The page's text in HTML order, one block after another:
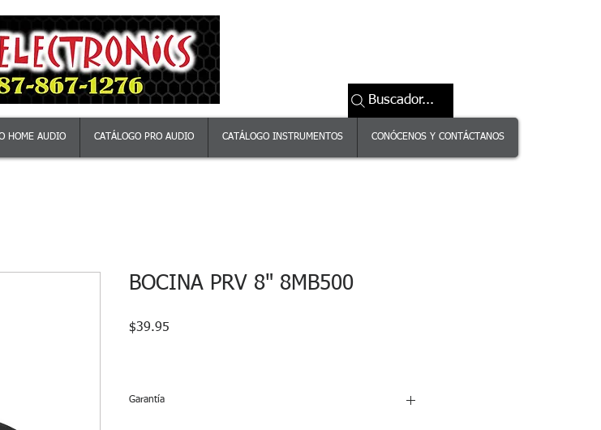
Buscador...
HOME AUDIO CATÁLOGO PRO AUDIO CATÁLOGO INSTRUMENTOS CONÓCENOS Y CONTÁCTANOS
BOCINA PRV 8" 8MB500
$39.95
Garantía